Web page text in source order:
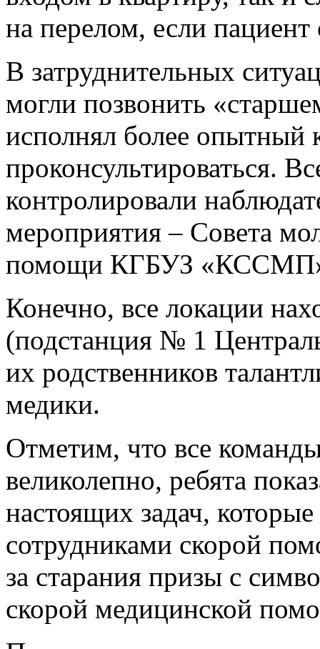
на перелом, если
В затруднительных
могли позвонить
исполнял более опытный
проконсультироваться.
контролировали
мероприятия – Совета
помощи КГБУЗ
Конечно, все локации
(подстанция № 1
их родственников
медики.
Отметим, что все
великолепно, ребята
настоящих задач,
сотрудниками скорой
за старания призы с
скорой медицинской